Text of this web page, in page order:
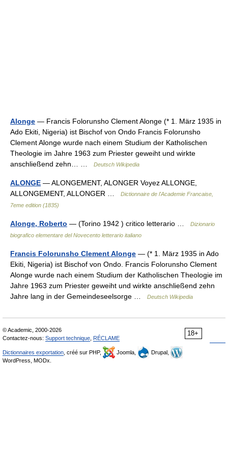
Alonge — Francis Folorunsho Clement Alonge (* 1. März 1935 in
Ado Ekiti, Nigeria) ist Bischof von Ondo Francis Folorunsho
Clement Alonge wurde nach einem Studium der Katholischen
Theologie im Jahre 1963 zum Priester geweiht und wirkte
anschließend zehn… …
Deutsch Wikipedia
ALONGE — ALONGEMENT, ALONGER Voyez ALLONGE,
ALLONGEMENT, ALLONGER …
Dictionnaire de l'Academie Francaise,
7eme edition (1835)
Alonge, Roberto — (Torino 1942 ) critico letterario …
Dizionario
biografico elementare del Novecento letterario italiano
Francis Folorunsho Clement Alonge — (* 1. März 1935 in Ado
Ekiti, Nigeria) ist Bischof von Ondo. Francis Folorunsho Clement
Alonge wurde nach einem Studium der Katholischen Theologie im
Jahre 1963 zum Priester geweiht und wirkte anschließend zehn
Jahre lang in der Gemeindeseelsorge …
Deutsch Wikipedia
18+
© Academic, 2000-2026
Contactez-nous: Support technique RÉCLAME
Dictionnaires exportation , créé sur PHP, Joomla,
Drupal,
WordPress, MODx.